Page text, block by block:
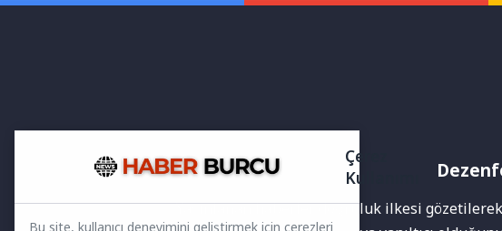
Yayınlanan haberler doğruluk ilkesi
Çerez
Kullanımı
Bu site, kullanıcı deneyimini geliştirmek için çerezleri